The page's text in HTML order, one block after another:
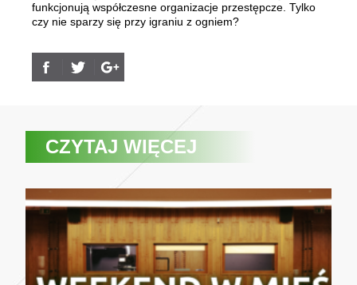
funkcjonują współczesne organizacje przestępcze. Tylko
czy nie sparzy się przy igraniu z ogniem?
CZYTAJ WIĘCEJ